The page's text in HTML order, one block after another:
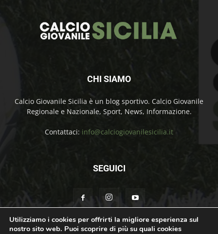
CHI SIAMO
Calcio Giovanile Sicilia è un blog sportivo. Calcio Giovanile
Regionale e Nazionale, Sport, News, Informazione.
Contattaci: info@calciogiovanilesicilia.it
SEGUICI
Utilizziamo i cookies per offrirti la migliore esperienza sul
nostro sito web. Puoi scoprire di più su quali cookies